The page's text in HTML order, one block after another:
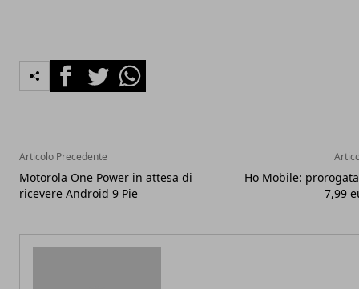
FacebookTwitterWhatsapp
Articolo Precedente
Motorola One Power in attesa di
ricevere Android 9 Pie
Ho Mobile:
7,99